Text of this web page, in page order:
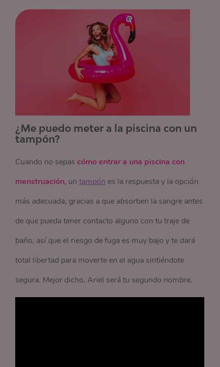
¿Me puedo meter a la piscina con un
tampón?
Cuando no sepas cómo entrar a una piscina con
menstruación, untampón es la respuesta y la opción
más adecuada, gracias a que absorben la sangre antes
de que pueda tener contacto alguno con tutraje de
baño, así que el riesgo de fuga es muy bajo y te dará
total libertad para moverte en el agua sintiéndote
segura. Mejor dicho, Ariel será tu segundo nombre.